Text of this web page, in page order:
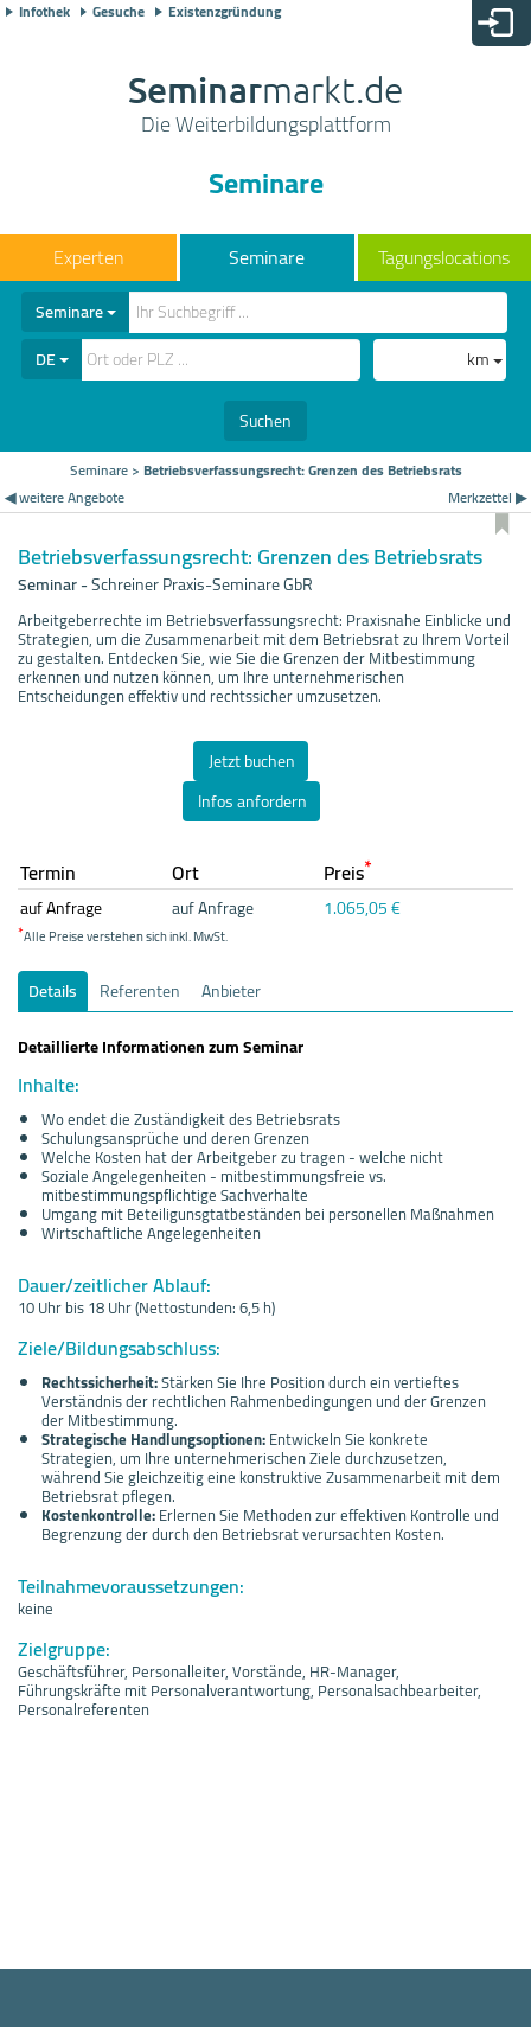
Infothek Gesuche Existenzgründung
Seminarmarkt.de
Die Weiterbildungsplattform
Seminare
Seminare Tagungslocations
Seminare
DE
km
Suchen
Seminare> Betriebsverfassungsrecht: Grenzen des Betriebsrats
◀ weitere Angebote
Merkzettel ▶
Betriebsverfassungsrecht: Grenzen des Betriebsrats
Seminar-Schreiner Praxis-Seminare GbR
Arbeitgeberrechte im Betriebsverfassungsrecht: Praxisnahe Einblicke und
Strategien, um die Zusammenarbeit mit dem Betriebsrat zu Ihrem Vorteil
zu gestalten. Entdecken Sie, wie Sie die Grenzen der Mitbestimmung
erkennen und nutzen können, um Ihre unternehmerischen
Entscheidungen effektiv und rechtssicher umzusetzen.
Jetzt buchen
Infos anfordern
Termin Ort Preis*
auf Anfrage auf Anfrage 1.065,05 €
*Alle Preise verstehen sich inkl. MwSt.
Details Referenten
Anbieter
Detaillierte Informationen zum Seminar
Inhalte:
Wo endet die Zuständigkeit des Betriebsrats
Schulungsansprüche und deren Grenzen
Welche Kosten hat der Arbeitgeber zu tragen - welche nicht
Soziale Angelegenheiten - mitbestimmungsfreie vs.
mitbestimmungspflichtige Sachverhalte
Umgang mit Beteiligunsgtatbeständen bei personellen Maßnahmen
Wirtschaftliche Angelegenheiten
Dauer/zeitlicher Ablauf:
10 Uhr bis 18 Uhr (Nettostunden: 6,5 h)
Ziele/Bildungsabschluss:
Rechtssicherheit:Stärken Sie Ihre Position durch ein vertieftes
Verständnis der rechtlichen Rahmenbedingungen und der Grenzen
der Mitbestimmung.
Strategische Handlungsoptionen:Entwickeln Sie konkrete
Strategien, um Ihre unternehmerischen Ziele durchzusetzen,
während Sie gleichzeitig eine konstruktive Zusammenarbeit mit dem
Betriebsrat pflegen.
Kostenkontrolle:Erlernen Sie Methoden zur effektiven Kontrolle und
Begrenzung der durch den Betriebsrat verursachten Kosten.
Teilnahmevoraussetzungen:
keine
Zielgruppe:
Geschäftsführer, Personalleiter, Vorstände, HR-Manager,
Führungskräfte mit Personalverantwortung, Personalsachbearbeiter,
Personalreferenten